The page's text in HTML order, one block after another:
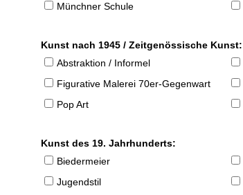
Münchner Schule
Kunst nach 1945 / Zeitgenössische Kunst:
Abstraktion / Informel
Figurative Malerei 70er-Gegenwart
Pop Art
Kunst des 19. Jahrhunderts:
Biedermeier
Jugendstil